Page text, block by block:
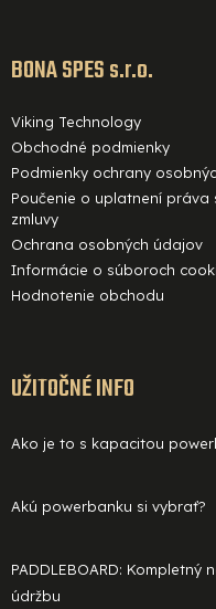
BONA SPES s.r.o.
Viking Technology
Obchodné podmienky
Podmienky ochrany
Poučenie o uplatnení
zmluvy
Ochrana osobných údajov
Informácie o súboroch
Hodnotenie obchodu
UŽITOČNÉ INFO
Ako je to s kapacitou
Akú powerbanku si vybrať?
PADDLEBOARD:
údržbu